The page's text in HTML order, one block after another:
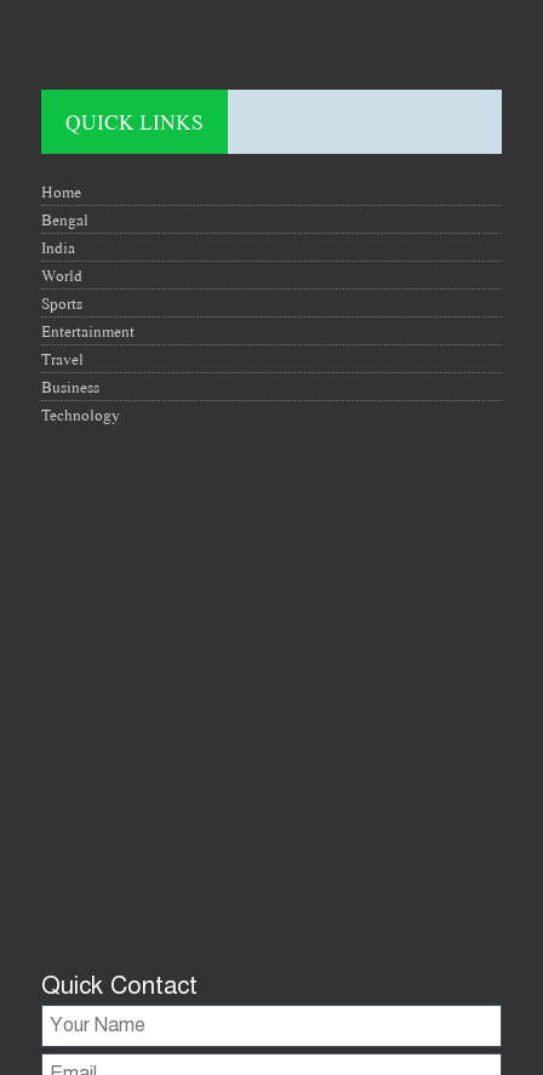
QUICK LINKS
Home
Bengal
India
World
Sports
Entertainment
Travel
Business
Technology
Quick Contact